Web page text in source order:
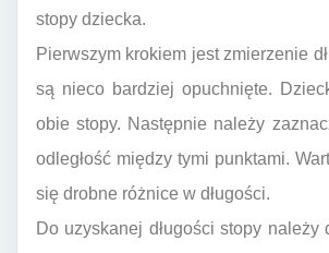
stopy dziecka.
Pierwszym krokiem jest zmierzenie
są nieco bardziej opuchnięte.
obie stopy. Następnie należy
odległość między tymi punktami.
się drobne różnice w długości.
Do uzyskanej długości stopy